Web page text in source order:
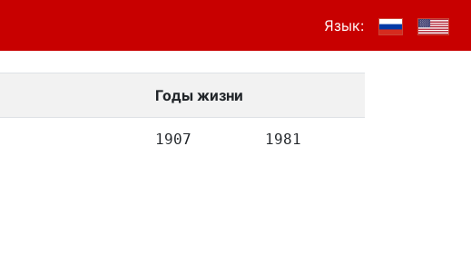
Язык:
Годы жизни
1907 1981